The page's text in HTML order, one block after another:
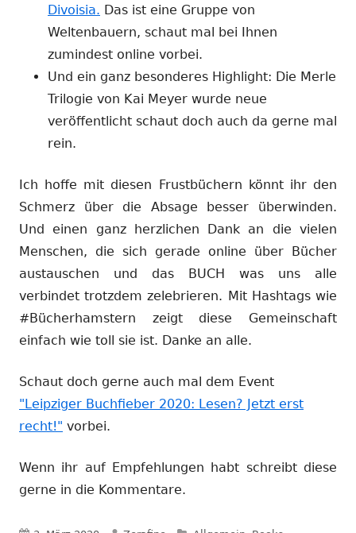
Divoisia. Das ist eine Gruppe von
Weltenbauern, schaut mal bei Ihnen
zumindest online vorbei.
Und ein ganz besonderes Highlight: Die Merle
Trilogie von Kai Meyer wurde neue
veröffentlicht schaut doch auch da gerne mal
rein.
Ich hoffe mit diesen Frustbüchern könnt ihr den
Schmerz über die Absage besser überwinden.
Und einen ganz herzlichen Dank an die vielen
Menschen, die sich gerade online über Bücher
austauschen und das BUCH was uns alle
verbindet trotzdem zelebrieren. Mit Hashtags wie
#Bücherhamstern zeigt diese Gemeinschaft
einfach wie toll sie ist. Danke an alle.
Schaut doch gerne auch mal dem Event
"Leipziger Buchfieber 2020: Lesen? Jetzt erst
recht!" vorbei.
Wenn ihr auf Empfehlungen habt schreibt diese
gerne in die Kommentare.